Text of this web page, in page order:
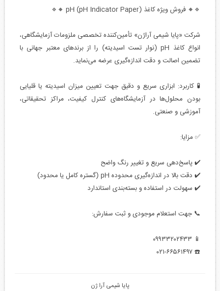
🔹🔸 فروش ویژه کاغذ pH (pH Indicator Paper) 🔸🔹
شرکت «پایا شیمی آراژن» تأمین‌کننده تخصصی ملزومات آزمایشگاهی،
انواع کاغذ pH (نوار تست اسیدیته) را از برندهای معتبر جهانی با
تضمین اصالت و دقت اندازه‌گیری عرضه می‌نماید.
🧪 کاربرد: ابزاری سریع و دقیق جهت تعیین میزان اسیدیته یا قلیایی
بودن محلول‌ها در آزمایشگاه‌های کنترل کیفیت، مراکز تحقیقاتی،
آموزشی و صنعتی.
✅ مزایا:
✔️ پاسخ‌دهی سریع و تغییر رنگ واضح
✔️ دقت بالا در اندازه‌گیری محدوده pH (گستره کامل یا محدود)
✔️ سهولت در استفاده و بسته‌بندی استاندارد
📞 جهت استعلام موجودی و ثبت سفارش:
📱 ۰۹۹۳۳۲۰۲۴۳۳
☎️ ۰۲۱-۶۶۵۶۱۴۹۷
پایا شیمی آرا ژن